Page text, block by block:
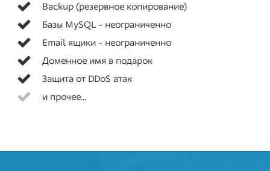
Backup (резервное копирование)
Базы MySQL - неограниченно
Email ящики - неограниченно
Доменное имя в подарок
Защита от DDoS атак
и прочее...